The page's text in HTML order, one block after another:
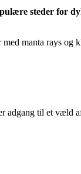
steder for
manta rays og
adgang til et væld